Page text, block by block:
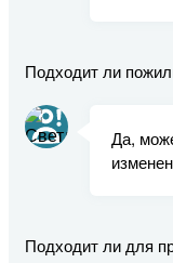
Подходит ли
Да,
Подходит ли для